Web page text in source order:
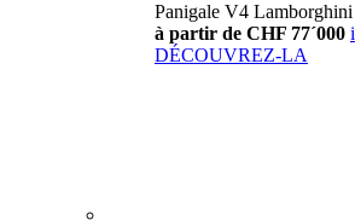
Panigale V4 Lamborghini
à partir de CHF 77´000 i
DÉCOUVREZ-LA